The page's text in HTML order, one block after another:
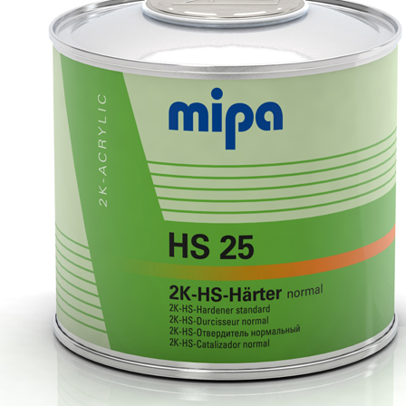
Vintage Paint
Vægmaling
Detale CPH
Grunder til indendørs
Pleje
Læderpleje
Tæpper
Spartel
Hobby
Værktøj
Silikatmaling
Vinduesmaling
Grunder til udendørs
Linolie maling
Jern & Metal
Fadademaling
Terrasseolie
Havemøbel olie
Rengøring
Træbeskyttelse
Tapet efter stil
Tapet efter farve
Design tapet